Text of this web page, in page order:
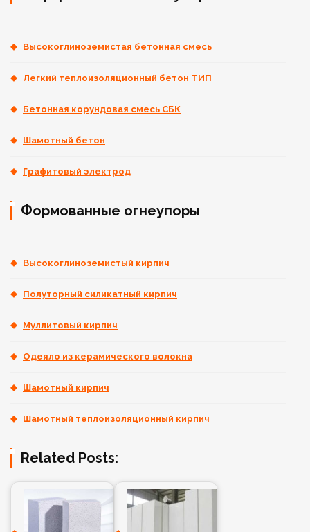
Высокоглиноземистая бетонная смесь
Легкий теплоизоляционный бетон ТИП
Бетонная корундовая смесь СБК
Шамотный бетон
Графитовый электрод
Формованные огнеупоры
Высокоглиноземистый кирпич
Полуторный силикатный кирпич
Муллитовый кирпич
Одеяло из керамического волокна
Шамотный кирпич
Шамотный теплоизоляционный кирпич
Related Posts: